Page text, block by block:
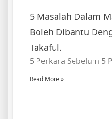
5 Masalah Dalam
Boleh Dibantu
Takaful.
5 Perkara Sebelum 5
Read More »